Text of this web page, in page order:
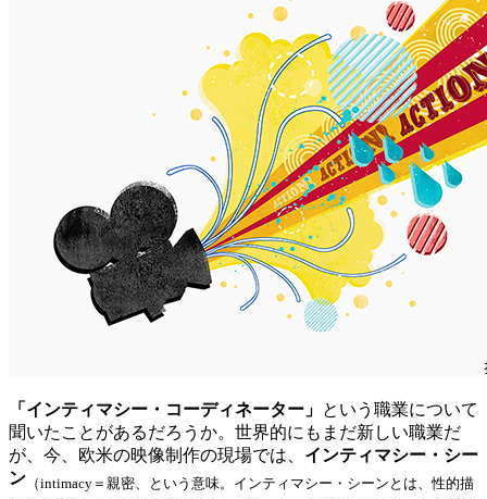
「インティマシー・コーディネーター」 という職業について
聞いたことがあるだろうか。世界的にもまだ新しい職業だ
が、今、欧米の映像制作の現場では、 インティマシー・シー
ン （intimacy＝親密、という意味。インティマシー・シーンとは、性的描